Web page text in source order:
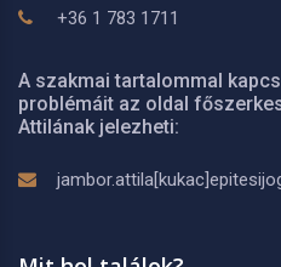
+36 1 783 1711
A szakmai tartalommal
problémáit az oldal
Attilának jelezheti: